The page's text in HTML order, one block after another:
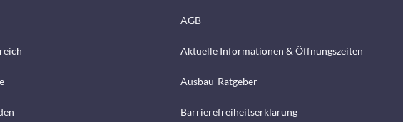
AGB
Aktuelle Informationen & Öffnungszeiten
Ausbau-Ratgeber
Barrierefreiheitserklärung